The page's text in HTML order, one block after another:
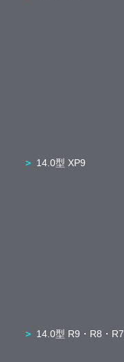
14.0型 XP9
14.0型 R9・R8・R7